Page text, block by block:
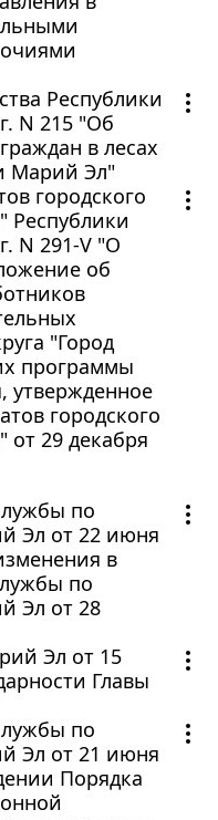
Республики
N 215 "Об
в лесах
Марий Эл"
городского
Республики
N 291-V "О
об
"Город
программы
утвержденное
городского
от 29 декабря
по
Эл от 22 июня
в
по
Эл от 28
Эл от 15
Главы
по
Эл от 21 июня
Порядка